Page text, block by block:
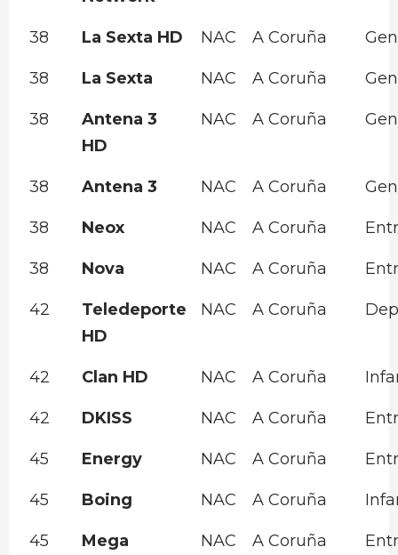
38 La Sexta HD NAC A Coruña
38 La Sexta NAC A Coruña
38
Antena 3
HD
NAC A Coruña
38 Antena 3 NAC A Coruña
38 Neox NAC A Coruña
38 Nova NAC A Coruña
42
Teledeporte
HD
NAC A Coruña
42 Clan HD NAC A Coruña
42 DKISS NAC A Coruña
45 Energy NAC A Coruña
45 Boing NAC A Coruña
45 Mega NAC A Coruña